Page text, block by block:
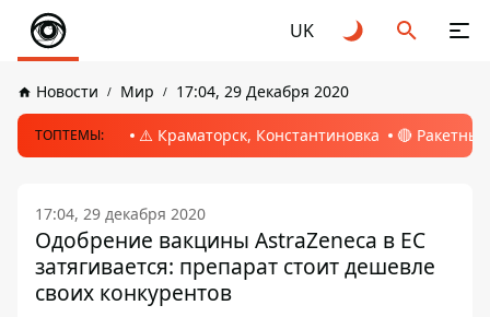
UK
Новости Мир 17:04, 29 Декабря 2020
ТОПТЕМЫ: ⚠️ Краматорск, Константиновка 🔴
17:04, 29 декабря 2020
Одобрение вакцины AstraZeneca в ЕС
затягивается: препарат стоит дешевле
своих конкурентов